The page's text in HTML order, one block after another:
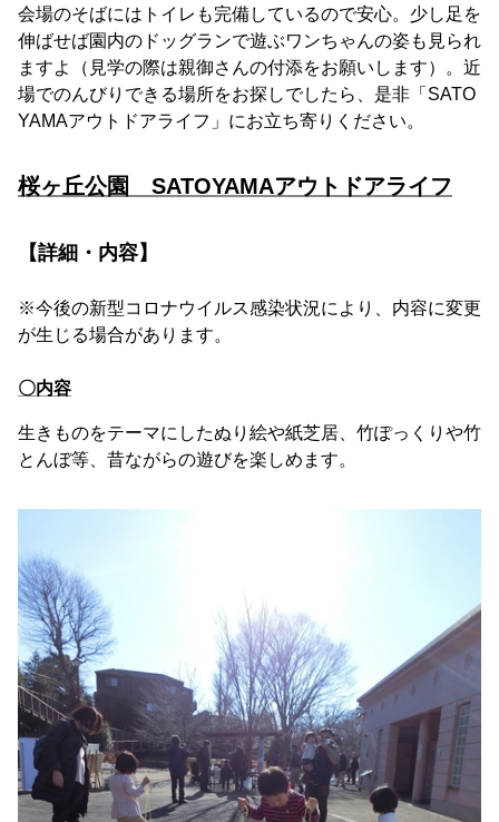
会場のそばにはトイレも完備しているので安心。少し足を
伸ばせば園内のドッグランで遊ぶワンちゃんの姿も見られ
ますよ（見学の際は親御さんの付添をお願いします）。近
場でのんびりできる場所をお探しでしたら、是非「SATO
YAMAアウトドアライフ」にお立ち寄りください。
桜ヶ丘公園 SATOYAMAアウトドアライフ
【詳細・内容】
※今後の新型コロナウイルス感染状況により、内容に変更
が生じる場合があります。
〇内容
生きものをテーマにしたぬり絵や紙芝居、竹ぽっくりや竹
とんぼ等、昔ながらの遊びを楽しめます。